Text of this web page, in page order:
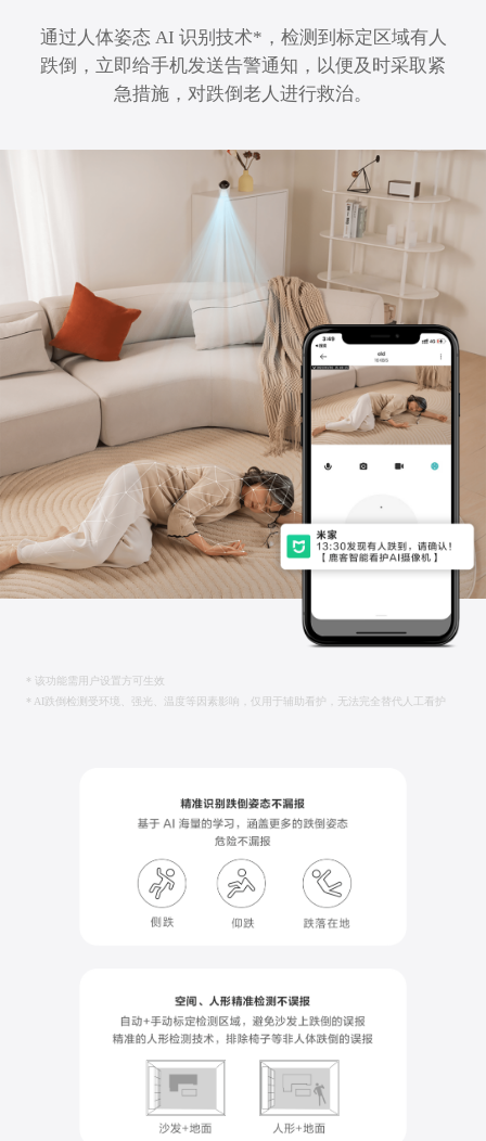
通过人体姿态 AI 识别技术*，检测到标定区域有人
跌倒，立即给手机发送告警通知，以便及时采取紧
急措施，对跌倒老人进行救治。
* 该功能需用户设置方可生效
* AI跌倒检测受环境、强光、温度等因素影响，仅用于辅助看护，无法完全替代人工看护